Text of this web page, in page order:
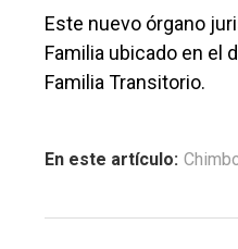
Este nuevo órgano
Familia ubicado en el
Familia Transitorio.
En este artículo: